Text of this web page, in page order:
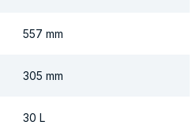
557 mm
305 mm
30 L